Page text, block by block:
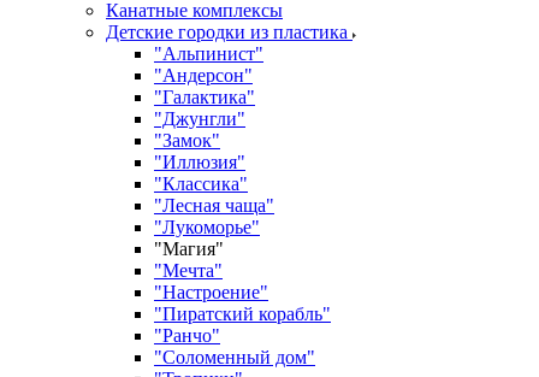
Канатные комплексы
Детские городки из пластика
"Альпинист"
"Андерсон"
"Галактика"
"Джунгли"
"Замок"
"Иллюзия"
"Классика"
"Лесная чаща"
"Лукоморье"
"Магия"
"Мечта"
"Настроение"
"Пиратский корабль"
"Ранчо"
"Соломенный дом"